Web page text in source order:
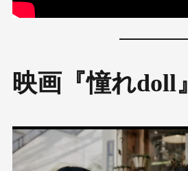
映画『憧れdoll』